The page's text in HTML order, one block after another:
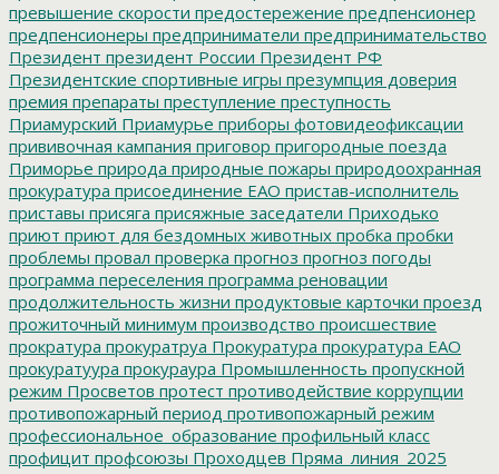
превышение скорости предостережение предпенсионер
предпенсионеры предприниматели предпринимательство
Президент президент России Президент РФ
Президентские спортивные игры презумпция доверия
премия препараты преступление преступность
Приамурский Приамурье приборы фотовидеофиксации
прививочная кампания приговор пригородные поезда
Приморье природа природные пожары природоохранная
прокуратура присоединение ЕАО пристав-исполнитель
приставы присяга присяжные заседатели Приходько
приют приют для бездомных животных пробка пробки
проблемы провал проверка прогноз прогноз погоды
программа переселения программа реновации
продолжительность жизни продуктовые карточки проезд
прожиточный минимум производство происшествие
прократура прокуратруа Прокуратура прокуратура ЕАО
прокуратуура прокураура Промышленность пропускной
режим Просветов протест противодействие коррупции
противопожарный период противопожарный режим
профессиональное_образование профильный класс
профицит профсоюзы Проходцев Пряма_линия_2025